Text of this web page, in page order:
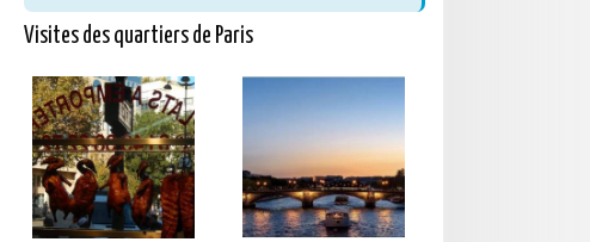
Visites des quartiers de Paris